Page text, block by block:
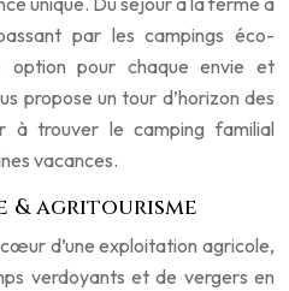
par les campings éco-
option pour chaque envie et
propose un tour d’horizon des
à trouver le camping familial
vacances.
& agritourisme
d’une exploitation agricole,
verdoyants et de vergers en